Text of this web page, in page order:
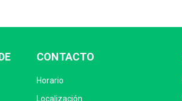
CONTACTO
Horario
Localización